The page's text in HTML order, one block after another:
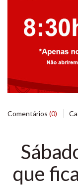
Comentários (0)
que